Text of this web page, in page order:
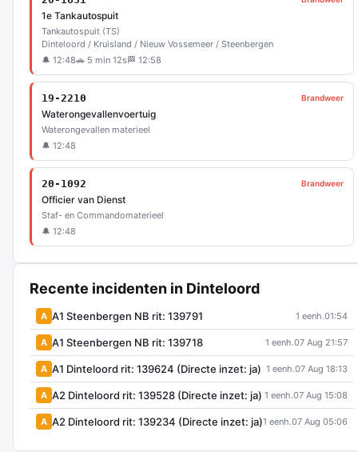
1e Tankautospuit
Tankautospuit (TS)
Dinteloord / Kruisland / Nieuw Vossemeer / Steenbergen
🔔 12:48🚗 5 min 12s 🏁 12:58
19-2210 Brandweer
Waterongevallenvoertuig
Waterongevallen materieel
🔔 12:48
20-1092 Brandweer
Officier van Dienst
Staf- en Commandomaterieel
🔔 12:48
Recente incidenten in Dinteloord
A A1 Steenbergen NB rit: 139791 1 eenh.01:54
A A1 Steenbergen NB rit: 139718 1 eenh.07 Aug 21:57
A A1 Dinteloord rit: 139624 (Directe inzet: ja) 1 eenh.07 Aug 18:13
A A2 Dinteloord rit: 139528 (Directe inzet: ja) 1 eenh.07 Aug 15:08
A A2 Dinteloord rit: 139234 (Directe inzet: ja)1 eenh.07 Aug 05:06